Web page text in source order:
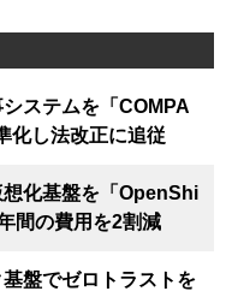
ステムを「COMPA
化し法改正に追従
化基盤を「OpenShi
間の費用を2割減
盤でゼロトラストを